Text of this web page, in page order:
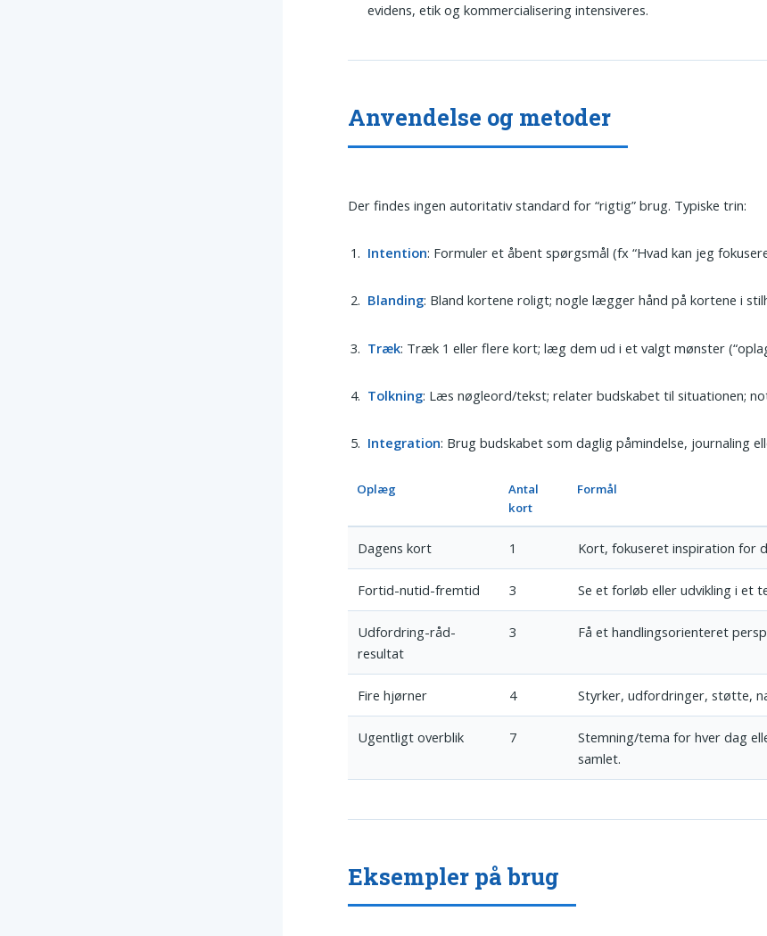
evidens, etik og kommercialisering intensiveres.
Anvendelse og metoder
Der findes ingen autoritativ standard for “rigtig” brug. Typiske trin:
Intention: Formuler et åbent spørgsmål (fx “Hvad kan jeg
Blanding: Bland kortene roligt; nogle lægger hånd på kortene i
Træk: Træk 1 eller flere kort; læg dem ud i et valgt mønster
Tolkning: Læs nøgleord/tekst; relater budskabet til situationen;
Integration: Brug budskabet som daglig påmindelse, journaling
Oplæg
Antal
kort
Formål
Dagens kort 1 Kort, fokuseret inspiration for
Fortid-nutid-fremtid 3 Se et forløb eller udvikling i et
Udfordring-råd-
resultat
3 Få et handlingsorienteret
Fire hjørner 4 Styrker, udfordringer, støtte,
Ugentligt overblik 7
Stemning/tema for hver dag
samlet.
Eksempler på brug